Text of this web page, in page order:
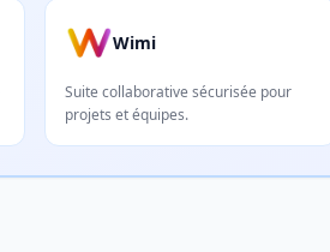
Wimi
Suite collaborative sécurisée pour
projets et équipes.